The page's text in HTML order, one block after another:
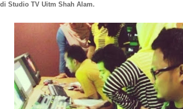
Studio TV Uitm Shah Alam.